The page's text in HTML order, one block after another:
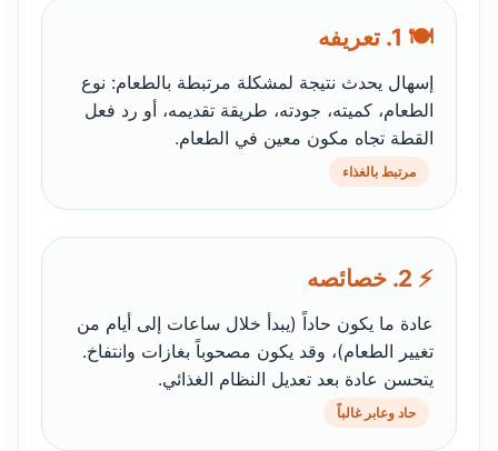
🍽️ 1. تعريفه
إسهال يحدث نتيجة لمشكلة مرتبطة بالطعام: نوع
الطعام، كميته، جودته، طريقة تقديمه، أو رد فعل
القطة تجاه مكون معين في الطعام.
مرتبط بالغذاء
⚡ 2. خصائصه
عادة ما يكون حاداً (يبدأ خلال ساعات إلى أيام من
تغيير الطعام)، وقد يكون مصحوباً بغازات وانتفاخ.
يتحسن عادة بعد تعديل النظام الغذائي.
حاد وعابر غالباً